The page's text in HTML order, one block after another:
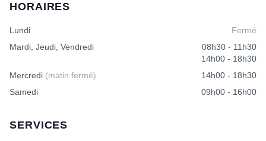
HORAIRES
Lundi
Fermé
Mardi, Jeudi, Vendredi
08h30 - 11h30
14h00 - 18h30
Mercredi (matin fermé)
14h00 - 18h30
Samedi
09h00 - 16h00
SERVICES